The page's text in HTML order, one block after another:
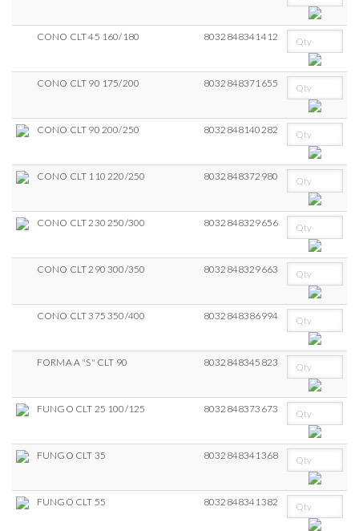
CONO CLT 45 160/180 8032848341412
CONO CLT 90 175/200 8032848371655
CONO CLT 90 200/250 8032848140282
CONO CLT 110 220/250 8032848372980
CONO CLT 230 250/300 8032848329656
CONO CLT 290 300/350 8032848329663
CONO CLT 375 350/400 8032848386994
FORMA A "S" CLT 90 8032848345823
FUNGO CLT 25 100/125 8032848373673
FUNGO CLT 35 8032848341368
FUNGO CLT 55 8032848341382